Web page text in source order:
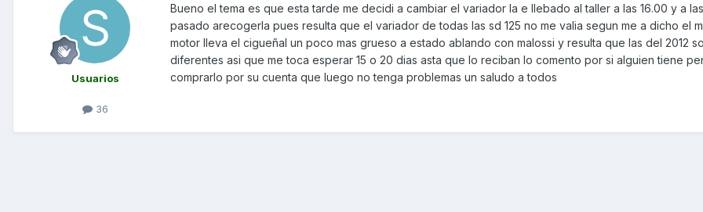
Usuarios
36
Bueno el tema es que esta tarde me decidi a cambiar el variador la e llebado al taller a las 16.00 y a
pasado arecogerla pues resulta que el variador de todas las sd 125 no me valia segun me a dicho el
motor lleva el cigueñal un poco mas grueso a estado ablando con malossi y resulta que las del 2012
diferentes asi que me toca esperar 15 o 20 dias asta que lo reciban lo comento por si alguien tiene
comprarlo por su cuenta que luego no tenga problemas un saludo a todos